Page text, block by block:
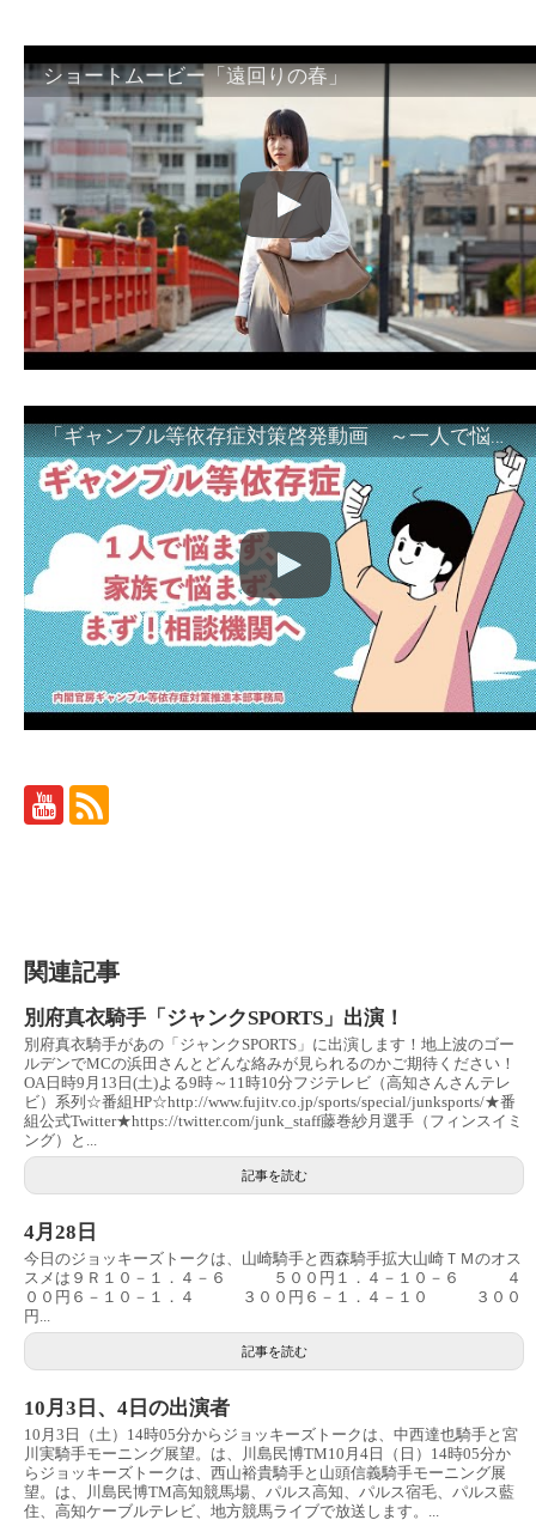
ショートムービー「遠回りの春」
「ギャンブル等依存症対策啓発動画 ～一人で悩まず、家族で悩まず、まず！相談機関へ～」
関連記事
別府真衣騎手「ジャンクSPORTS」出演！
別府真衣騎手があの「ジャンクSPORTS」に出演します！地上波のゴー
ルデンでMCの浜田さんとどんな絡みが見られるのかご期待ください！
OA日時9月13日(土)よる9時～11時10分フジテレビ（高知さんさんテレ
ビ）系列☆番組HP☆http://www.fujitv.co.jp/sports/special/junksports/★番
組公式Twitter★https://twitter.com/junk_staff藤巻紗月選手（フィンスイミ
ング）と...
記事を読む
4月28日
今日のジョッキーズトークは、山崎騎手と西森騎手拡大山崎ＴＭのオス
スメは９Ｒ１０－１．４－６ ５００円１．４－１０－６ ４
００円６－１０－１．４ ３００円６－１．４－１０ ３００
円...
記事を読む
10月3日、4日の出演者
10月3日（土）14時05分からジョッキーズトークは、中西達也騎手と宮
川実騎手モーニング展望。は、川島民博TM10月4日（日）14時05分か
らジョッキーズトークは、西山裕貴騎手と山頭信義騎手モーニング展
望。は、川島民博TM高知競馬場、パルス高知、パルス宿毛、パルス藍
住、高知ケーブルテレビ、地方競馬ライブで放送します。...